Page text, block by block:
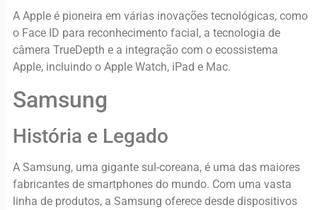
A Apple é pioneira em várias inovações tecnológicas, como
o Face ID para reconhecimento facial, a tecnologia de
câmera TrueDepth e a integração com o ecossistema
Apple, incluindo o Apple Watch, iPad e Mac.
Samsung
História e Legado
A Samsung, uma gigante sul-coreana, é uma das maiores
fabricantes de smartphones do mundo. Com uma vasta
linha de produtos, a Samsung oferece desde dispositivos